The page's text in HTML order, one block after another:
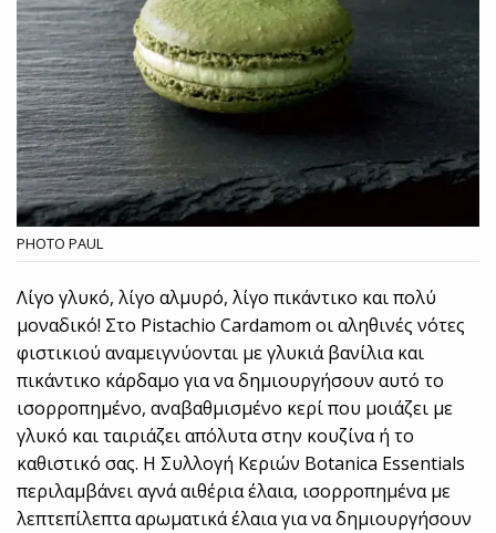
PHOTO PAUL
Λίγο γλυκό, λίγο αλμυρό, λίγο πικάντικο και πολύ
μοναδικό! Στο Pistachio Cardamom οι αληθινές νότες
φιστικιού αναμειγνύονται με γλυκιά βανίλια και
πικάντικο κάρδαμο για να δημιουργήσουν αυτό το
ισορροπημένο, αναβαθμισμένο κερί που μοιάζει με
γλυκό και ταιριάζει απόλυτα στην κουζίνα ή το
καθιστικό σας. Η Συλλογή Κεριών Botanica Essentials
περιλαμβάνει αγνά αιθέρια έλαια, ισορροπημένα με
λεπτεπίλεπτα αρωματικά έλαια για να δημιουργήσουν